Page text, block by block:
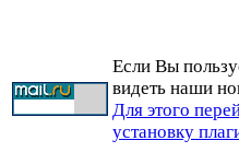
Если Вы
видеть наши
Для этого
установку